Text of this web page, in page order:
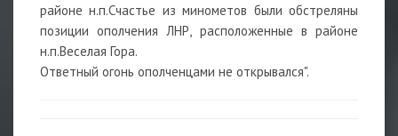
районе н.п.Счастье из минометов были обстреляны
позиции ополчения ЛНР, расположенные в районе
н.п.Веселая Гора.
Ответный огонь ополченцами не открывался".